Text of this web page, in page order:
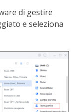
di gestire
e seleziona